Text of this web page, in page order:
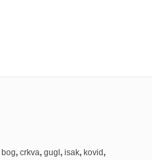
bog, crkva, gugl, isak, kovid,